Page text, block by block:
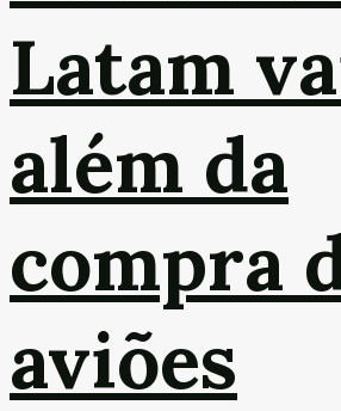
Latam
além da
compra
aviões